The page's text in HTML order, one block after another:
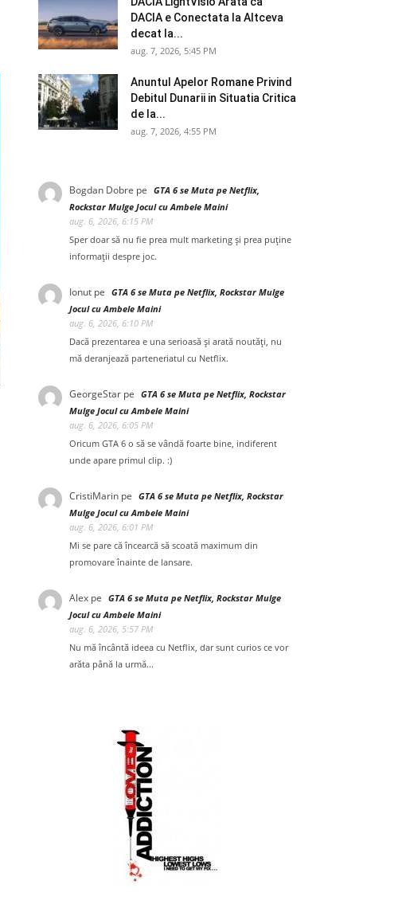
DACIA e Conectata la Altceva
decat la...
aug. 7, 2026, 5:45 PM
Anuntul Apelor Romane Privind
Debitul Dunarii in Situatia Critica
de la...
aug. 7, 2026, 4:55 PM
Bogdan Dobre pe GTA 6 se Muta pe Netflix,
Rockstar Mulge Jocul cu Ambele Maini
aug. 6, 2026, 6:15 PM
Sper doar să nu fie prea mult marketing și prea puține
informații despre joc.
Ionut pe GTA 6 se Muta pe Netflix, Rockstar Mulge
Jocul cu Ambele Maini
aug. 6, 2026, 6:10 PM
Dacă prezentarea e una serioasă și arată noutăți, nu
mă deranjează parteneriatul cu Netflix.
GeorgeStar pe GTA 6 se Muta pe Netflix, Rockstar
Mulge Jocul cu Ambele Maini
aug. 6, 2026, 6:05 PM
Oricum GTA 6 o să se vândă foarte bine, indiferent
unde apare primul clip. :)
CristiMarin pe GTA 6 se Muta pe Netflix, Rockstar
Mulge Jocul cu Ambele Maini
aug. 6, 2026, 6:01 PM
Mi se pare că încearcă să scoată maximum din
promovare înainte de lansare.
Alex pe GTA 6 se Muta pe Netflix, Rockstar Mulge
Jocul cu Ambele Maini
aug. 6, 2026, 5:57 PM
Nu mă încântă ideea cu Netflix, dar sunt curios ce vor
arăta până la urmă...